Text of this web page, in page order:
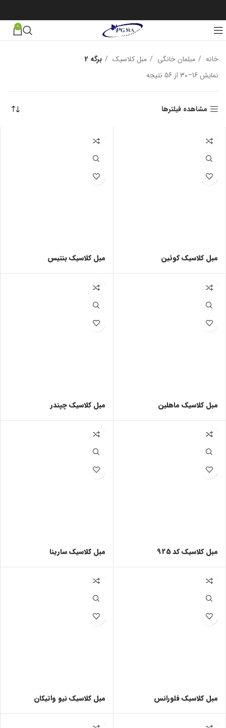
0
خانه مبلمان خانگی مبل کلاسیک
برگه 2
نمایش 16–30 از 56 نتیجه
مشاهده فیلترها
مبل کلاسیک کوئین مبل کلاسیک بنتیس
مبل کلاسیک ماهلین مبل کلاسیک چپندر
مبل کلاسیک کد 925 مبل کلاسیک سارینا
مبل کلاسیک فلورانس مبل کلاسیک نیو واتیکان